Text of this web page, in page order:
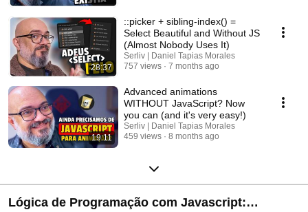
28:37
::picker + sibling-index() =
Select Beautiful and Without JS
(Almost Nobody Uses It)
Serliv | Daniel Tapias Morales
757 views
7 months ago
19:11
Advanced animations
WITHOUT JavaScript? Now
you can (and it's very easy!)
Serliv | Daniel Tapias Morales
459 views
8 months ago
Lógica de Programação com Javascript: